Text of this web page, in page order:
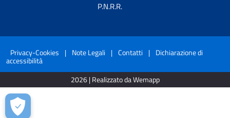
P.N.R.R.
Privacy-Cookies | Note Legali | Contatti | Dichiarazione di
accessibilità
2026 | Realizzato da Wemapp